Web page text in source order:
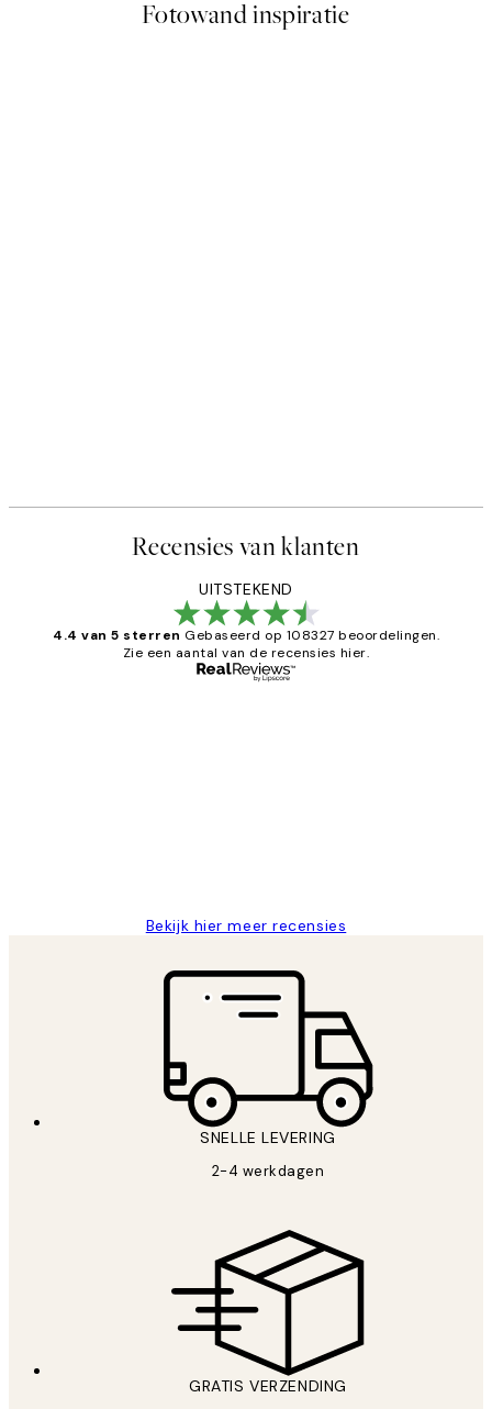
Fotowand inspiratie
Recensies van klanten
UITSTEKEND
4.4 van 5 sterren Gebaseerd op 108327 beoordelingen.
Zie een aantal van de recensies hier.
Bekijk hier meer recensies
SNELLE LEVERING
2-4 werkdagen
GRATIS VERZENDING